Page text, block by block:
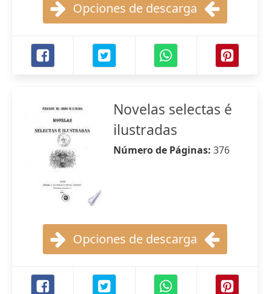
Opciones de descarga
Novelas selectas é
ilustradas
Número de Páginas: 376
Opciones de descarga